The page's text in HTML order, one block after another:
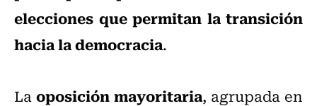
elecciones que permitan la transición
hacia la democracia.
Laoposición mayoritaria, agrupada en